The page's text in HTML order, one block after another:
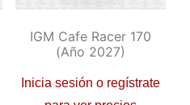
IGM Cafe Racer 170
(año 2027)
Inicia sesión o regístrate